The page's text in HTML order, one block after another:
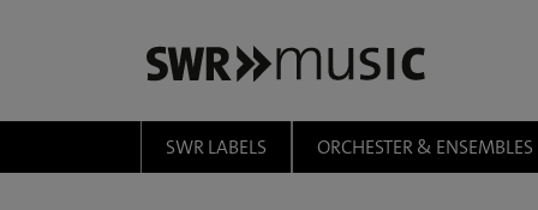
SWR LABELS ORCHESTER & ENSEMBLES